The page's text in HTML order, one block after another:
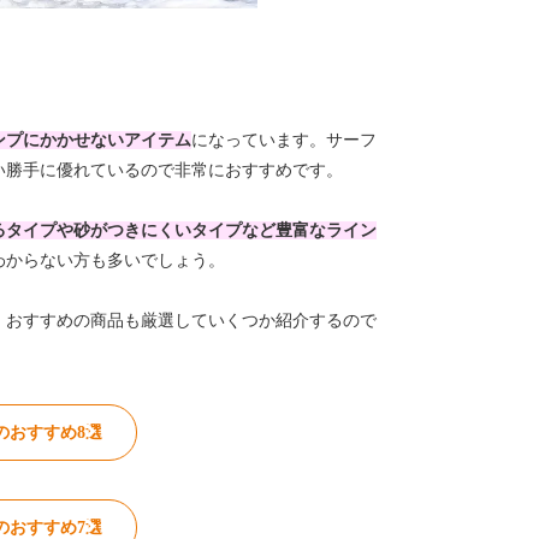
にかかせないアイテムになっています。サーフ
手に優れているので非常におすすめです。
イプや砂がつきにくいタイプなど豊富なライン
らない方も多いでしょう。
おすすめの商品も厳選していくつか紹介するので
おすすめ8選
おすすめ7選